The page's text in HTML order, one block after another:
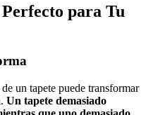
para Tu
un tapete puede transformar
Un tapete demasiado